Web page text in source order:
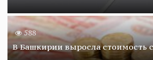
588
В Башкирии выросла стоимость